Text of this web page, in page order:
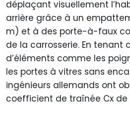
déplaçant visuellement
arrière grâce à un
m) et à des porte-à-faux
de la carrosserie. En
d’éléments comme les
les portes à vitres sans
ingénieurs allemands ont
coefficient de traînée Cx de